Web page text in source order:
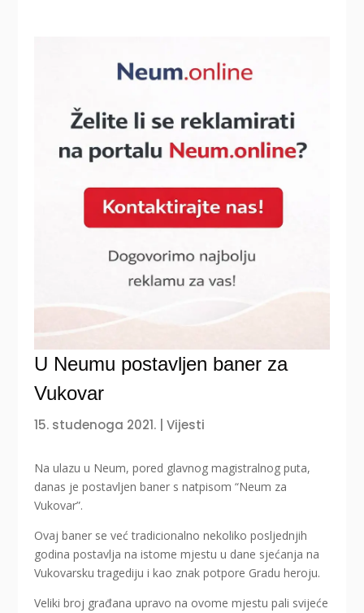
U Neumu postavljen baner za
Vukovar
15. studenoga 2021. |Vijesti
Na ulazu u Neum, pored glavnog magistralnog puta,
danas je postavljen baner s natpisom “Neum za
Vukovar”.
Ovaj baner se već tradicionalno nekoliko posljednjih
godina postavlja na istome mjestu u dane sjećanja na
Vukovarsku tragediju i kao znak potpore Gradu heroju.
Veliki broj građana upravo na ovome mjestu pali svijeće